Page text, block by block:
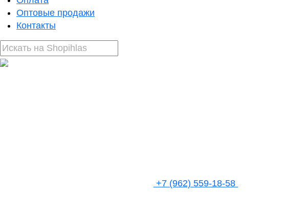
Оптовые продажи
Контакты
+7 (962) 559-18-58